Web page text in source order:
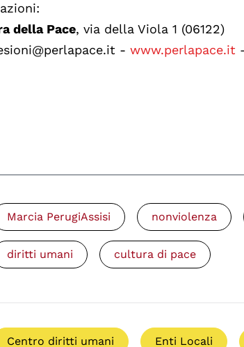
della Pace, via della Viola 1 (06122)
-www.perlapace.it
Marcia PerugiAssisi nonviolenza
diritti umani cultura di pace
Centro diritti umani Enti Locali